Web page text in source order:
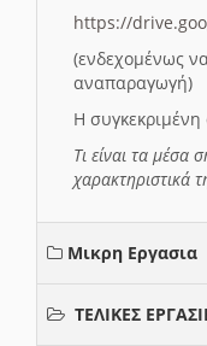
https://
(ενδεχομένως
αναπαραγωγή)
Η
Τι είναι τα μέσα
χαρακτηριστικά
Μικρη Εργασια
ΤΕΛΙΚΕΣ